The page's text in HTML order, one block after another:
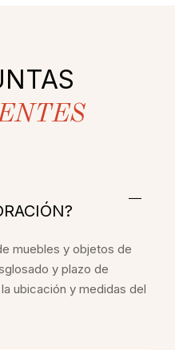
muebles y objetos de
y plazo de
ubicación y medidas del